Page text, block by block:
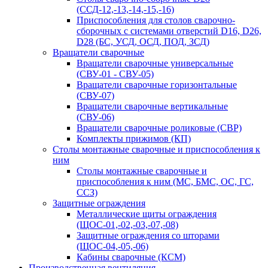
(ССД-12,-13,-14,-15,-16)
Приспособления для столов сварочно-
сборочных с системами отверстий D16, D26,
D28 (БС, УСД, ОСД, ПОД, ЗСД)
Вращатели сварочные
Вращатели сварочные универсальные
(СВУ-01 - СВУ-05)
Вращатели сварочные горизонтальные
(СВУ-07)
Вращатели сварочные вертикальные
(СВУ-06)
Вращатели сварочные роликовые (СВР)
Комплекты прижимов (КП)
Столы монтажные сварочные и приспособления к
ним
Столы монтажные сварочные и
приспособления к ним (МС, БМС, ОС, ГС,
ССЗ)
Защитные ограждения
Металлические щиты ограждения
(ЩОС-01,-02,-03,-07,-08)
Защитные ограждения со шторами
(ЩОС-04,-05,-06)
Кабины сварочные (КСМ)